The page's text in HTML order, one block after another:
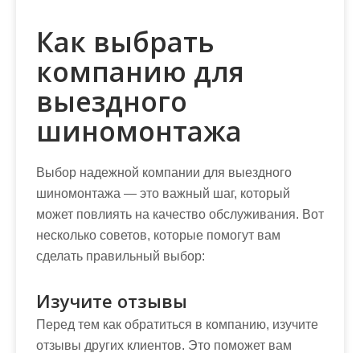
Как выбрать
компанию для
выездного
шиномонтажа
Выбор надежной компании для выездного
шиномонтажа — это важный шаг, который
может повлиять на качество обслуживания. Вот
несколько советов, которые помогут вам
сделать правильный выбор:
Изучите отзывы
Перед тем как обратиться в компанию, изучите
отзывы других клиентов. Это поможет вам